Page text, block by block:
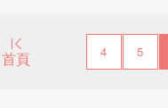
首頁 4 5